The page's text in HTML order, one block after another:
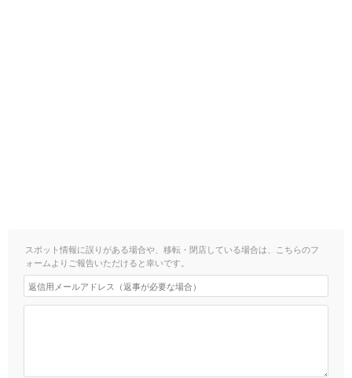
スポット情報に誤りがある場合や、移転・閉店している場合は、こちらのフ
ォームよりご報告いただけると幸いです。